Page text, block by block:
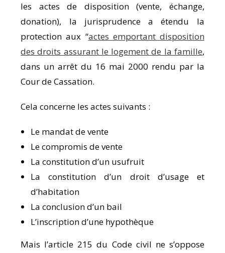
les actes de disposition (vente, échange,
donation), la jurisprudence a étendu la
protection aux “actes emportant disposition
des droits assurant le logement de la famille,
dans un arrêt du 16 mai 2000 rendu par la
Cour de Cassation.
Cela concerne les actes suivants :
Le mandat de vente
Le compromis de vente
La constitution d’un usufruit
La constitution d’un droit d’usage et
d’habitation
La conclusion d’un bail
L’inscription d’une hypothèque
Mais l’article 215 du Code civil ne s’oppose